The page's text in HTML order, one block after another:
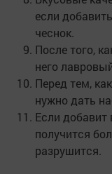
если
чеснок.
После того,
него
Перед тем,
нужно дать
Если добавит
получится
разрушится.